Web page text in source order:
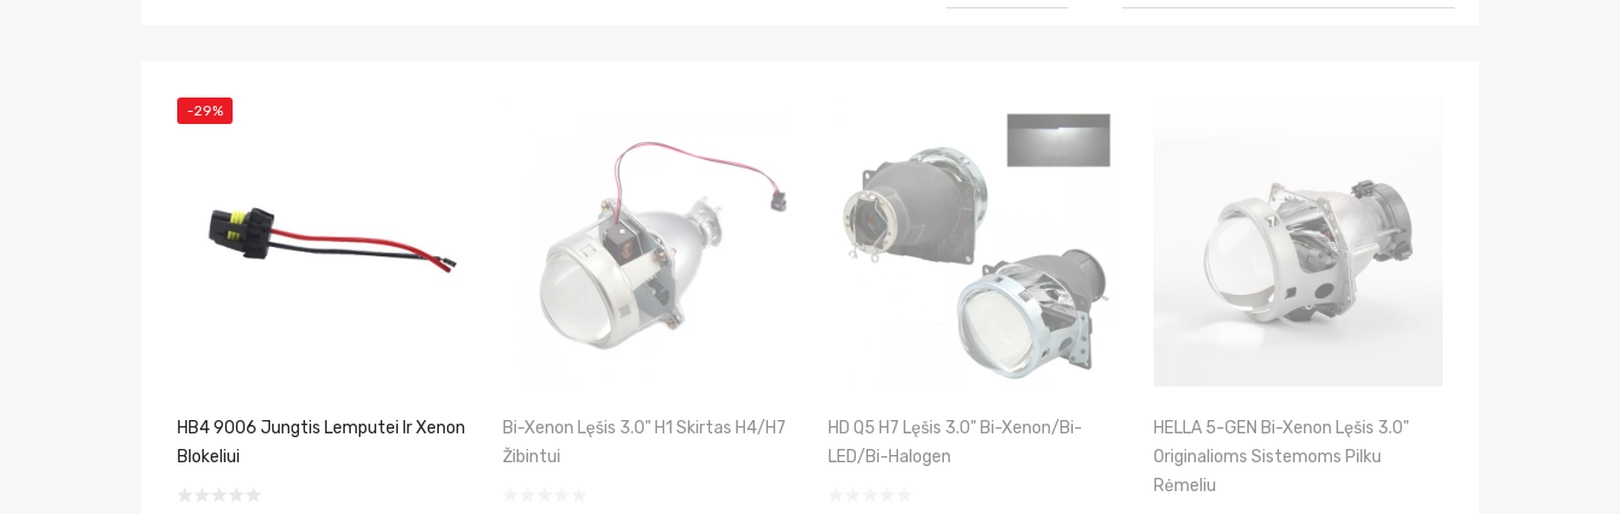
-29%
HB4 9006 Jungtis Lemputei Ir Xenon
Blokeliui
Bi-Xenon Lęšis 3.0" H1 Skirtas H4/H7
Žibintui
HD Q5 H7 Lęšis 3.0" Bi-Xenon/Bi-
LED/Bi-Halogen
HELLA 5-GEN Bi-Xenon Lęšis 3.0"
Originalioms Sistemoms Pilku
Rėmeliu